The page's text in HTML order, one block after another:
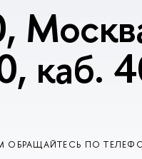
каб.
ОБРАЩАЙТЕСЬ ПО